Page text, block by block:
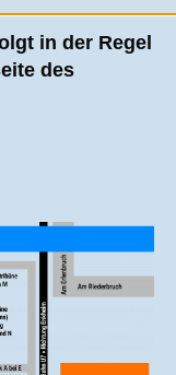
in der Regel
des